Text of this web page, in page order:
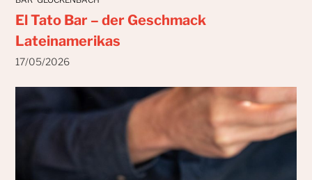
El Tato Bar – der Geschmack
Lateinamerikas
17/05/2026